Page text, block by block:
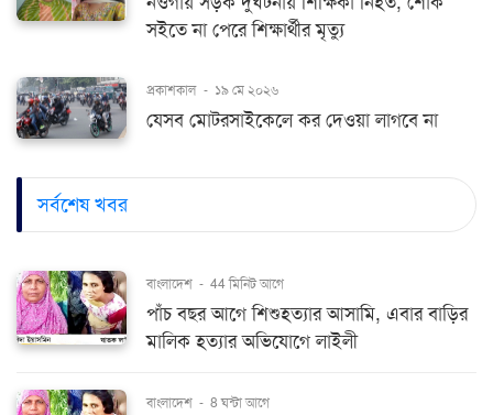
সইতে না পেরে শিক্ষার্থীর মৃত্যু
প্রকাশকাল - ১৯ মে ২০২৬
যেসব মোটরসাইকেলে কর দেওয়া লাগবে না
সর্বশেষ খবর
বাংলাদেশ - 44 মিনিট আগে
পাঁচ বছর আগে শিশুহত্যার আসামি, এবার বাড়ির
মালিক হত্যার অভিযোগে লাইলী
বাংলাদেশ - 8 ঘন্টা আগে